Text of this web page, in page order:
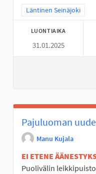
Rajaa tulokset teeman
Läntinen Seinäjoki
LUONTIAIKA
31.01.2025
Pajuluoman
Manu Kujala
EI ETENE
Puolivälin